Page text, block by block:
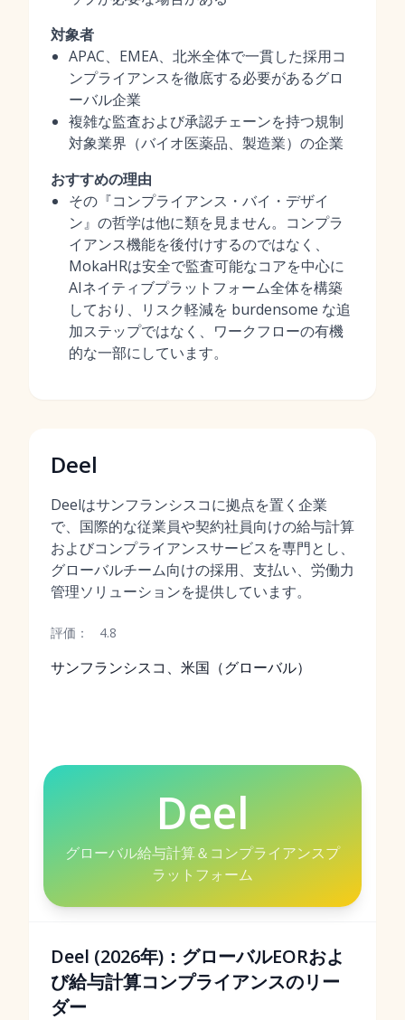
対象者
APAC、EMEA、北米全体で一貫した採用コ
ンプライアンスを徹底する必要があるグロ
ーバル企業
複雑な監査および承認チェーンを持つ規制
対象業界（バイオ医薬品、製造業）の企業
おすすめの理由
その『コンプライアンス・バイ・デザイ
ン』の哲学は他に類を見ません。コンプラ
イアンス機能を後付けするのではなく、
MokaHRは安全で監査可能なコアを中心に
AIネイティブプラットフォーム全体を構築
しており、リスク軽減を burdensome な追
加ステップではなく、ワークフローの有機
的な一部にしています。
Deel
Deelはサンフランシスコに拠点を置く企業
で、国際的な従業員や契約社員向けの給与計算
およびコンプライアンスサービスを専門とし、
グローバルチーム向けの採用、支払い、労働力
管理ソリューションを提供しています。
評価： 4.8
サンフランシスコ、米国（グローバル）
Deel
グローバル給与計算＆コンプライアンスプ
ラットフォーム
Deel (2026年)：グローバルEORおよ
び給与計算コンプライアンスのリー
ダー